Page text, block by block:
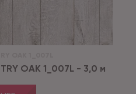
OAK 1_007L - 3,0 м